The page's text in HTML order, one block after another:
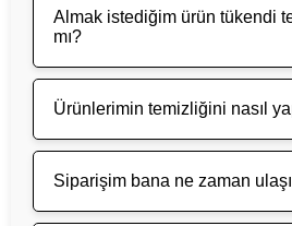
Almak istediğim ürün tükendi
mı?
Ürünlerimin temizliğini nasıl
Siparişim bana ne zaman